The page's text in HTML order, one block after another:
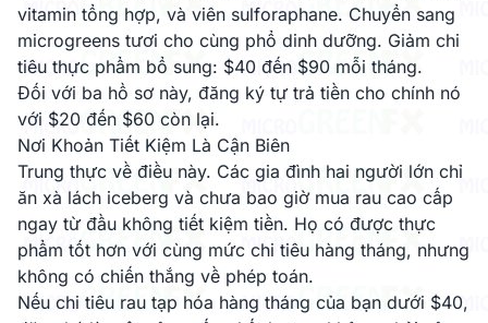
vitamin tổng hợp, và viên sulforaphane. Chuyển sang
microgreens tươi cho cùng phổ dinh dưỡng. Giảm chi
tiêu thực phẩm bổ sung: $40 đến $90 mỗi tháng.
Đối với ba hồ sơ này, đăng ký tự trả tiền cho chính nó
với $20 đến $60 còn lại.
Nơi Khoản Tiết Kiệm Là Cận Biên
Trung thực về điều này. Các gia đình hai người lớn chỉ
ăn xà lách iceberg và chưa bao giờ mua rau cao cấp
ngay từ đầu không tiết kiệm tiền. Họ có được thực
phẩm tốt hơn với cùng mức chi tiêu hàng tháng, nhưng
không có chiến thắng về phép toán.
Nếu chi tiêu rau tạp hóa hàng tháng của bạn dưới $40,